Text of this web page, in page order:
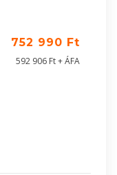
752 990 Ft
592 906 Ft + ÁFA